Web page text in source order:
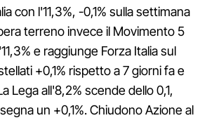
con l'11,3%, -0,1% sulla settimana
terreno invece il Movimento 5
e raggiunge Forza Italia sul
+0,1% rispetto a 7 giorni fa e
Lega all'8,2% scende dello 0,1,
un +0,1%. Chiudono Azione al